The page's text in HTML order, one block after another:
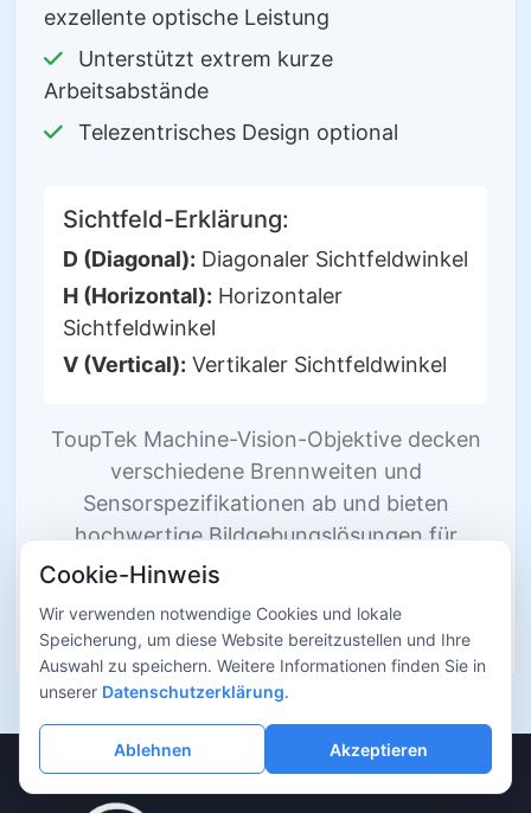
exzellente optische Leistung
Unterstützt extrem kurze
Arbeitsabstände
Telezentrisches Design optional
Sichtfeld-Erklärung:
D (Diagonal): Diagonaler Sichtfeldwinkel
H (Horizontal): Horizontaler
Sichtfeldwinkel
V (Vertical): Vertikaler Sichtfeldwinkel
ToupTek Machine-Vision-Objektive decken
verschiedene Brennweiten und
Sensorspezifikationen ab und bieten
hochwertige Bildgebungslösungen für
industrielle Inspektion,
Erkennung und weitere Anwendungen.
Cookie-Hinweis
Wir verwenden notwendige Cookies und lokale
Speicherung, um diese Website bereitzustellen und Ihre
Auswahl zu speichern. Weitere Informationen finden Sie in
unserer Datenschutzerklärung.
Ablehnen Akzeptieren